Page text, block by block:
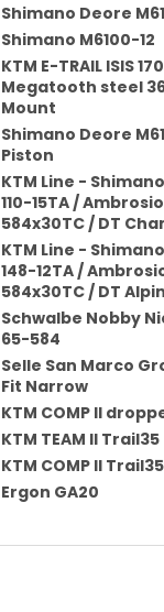
Shimano Deore
Shimano M6100-12
KTM E-TRAIL ISIS
Megatooth steel
Mount
Shimano Deore
Piston
KTM Line -
110-15TA /
584x30TC / DT
KTM Line -
148-12TA /
584x30TC / DT
Schwalbe Nobby
65-584
Selle San Marco
Fit Narrow
KTM COMP II
KTM TEAM II Trail35
KTM COMP II
Ergon GA20